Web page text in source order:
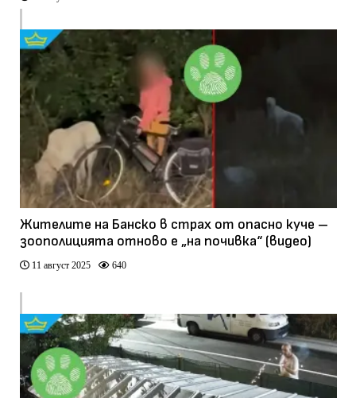
Жителите на Банско в страх от опасно куче –
зоополицията отново е „на почивка“ (видео)
11 август 2025 640